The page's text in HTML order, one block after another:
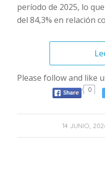
período de 2025, lo
del 84,3% en relación
Please follow and like
0
14 JUNIO,
/